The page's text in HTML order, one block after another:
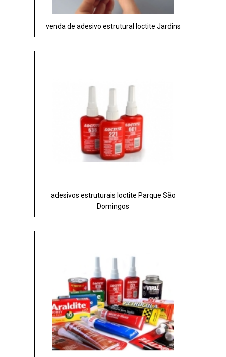
venda de adesivo estrutural loctite Jardins
adesivos estruturais loctite Parque São
Domingos